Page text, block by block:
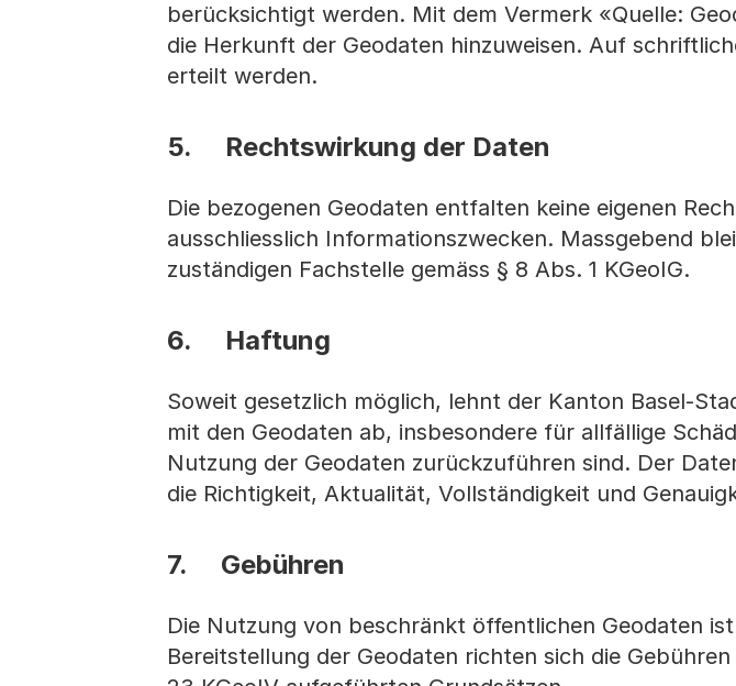
berücksichtigt werden. Mit dem Vermerk «Quelle:
die Herkunft der Geodaten hinzuweisen. Auf
erteilt werden.
5. Rechtswirkung der Daten
Die bezogenen Geodaten entfalten keine eigenen
ausschliesslich Informationszwecken. Massgebend
zuständigen Fachstelle gemäss § 8 Abs. 1 KGeoIG.
6. Haftung
Soweit gesetzlich möglich, lehnt der Kanton Basel-
mit den Geodaten ab, insbesondere für allfällige
Nutzung der Geodaten zurückzuführen sind. Der
die Richtigkeit, Aktualität, Vollständigkeit und
7. Gebühren
Die Nutzung von beschränkt öffentlichen Geodaten
Bereitstellung der Geodaten richten sich die Gebühren